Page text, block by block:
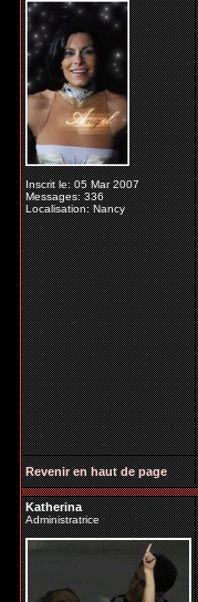
Inscrit le: 05 Mar 2007
Messages: 336
Localisation: Nancy
Revenir en haut de page
Katherina
Administratrice